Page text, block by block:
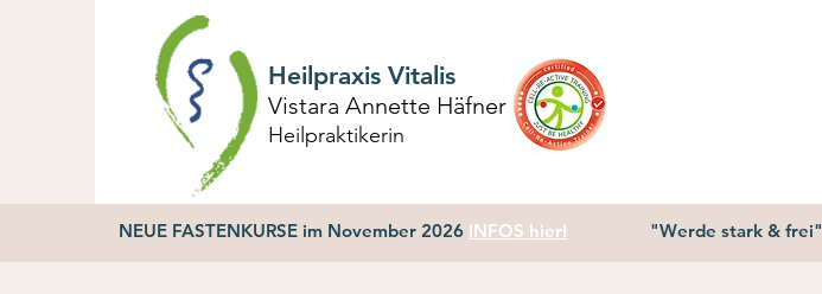
Heilpraxis Vitalis
Vistara Annette Häfner
Heilpraktikerin
NEUE FASTENKURSE im November 2026 INFOS hier! "Werde stark & frei"